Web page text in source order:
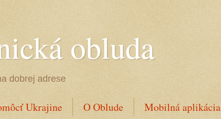
obluda
dobrej adrese
Ukrajine O Oblude Mobilná aplikácia